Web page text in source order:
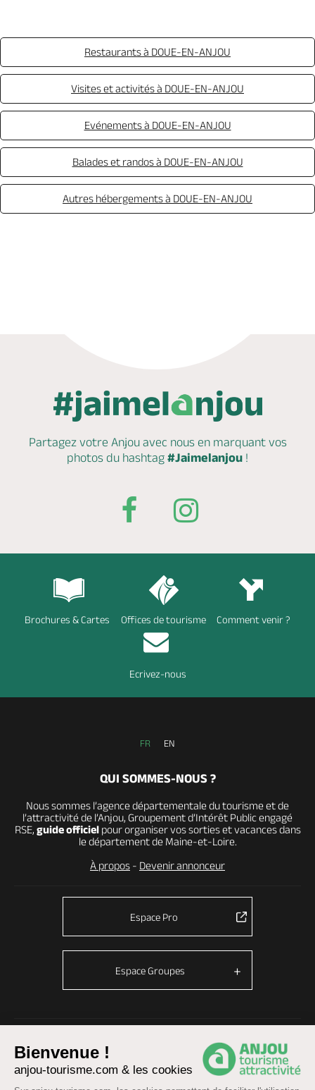
Bienvenue !
anjou-tourisme.com & les cookies
Restaurants à DOUE-EN-ANJOU
Visites et activités à DOUE-EN-ANJOU
Evénements à DOUE-EN-ANJOU
Balades et randos à DOUE-EN-ANJOU
Autres hébergements à DOUE-EN-ANJOU
Partagez votre Anjou avec nous en marquantvos
photos du hashtag #Jaimelanjou !
Brochures & Cartes Offices de tourisme Comment venir ?
Ecrivez-nous
FR EN
QUI SOMMES-NOUS ?
Nous sommes l’agence départementale du tourisme et de
l’attractivité de l’Anjou, Groupement d’Intérêt Public engagé
RSE, guide officielpour organiser vos sorties et vacances dans
le département de Maine-et-Loire.
À propos - Devenir annonceur
Espace Pro
Espace Groupes
Mentions légales Données personnelles-Cookies
CGU Réservation -Accessibilité : partiellement conforme